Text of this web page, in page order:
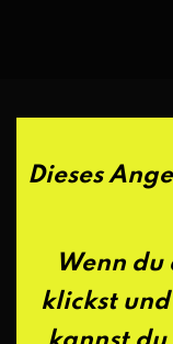
Dieses
Wenn du
klickst